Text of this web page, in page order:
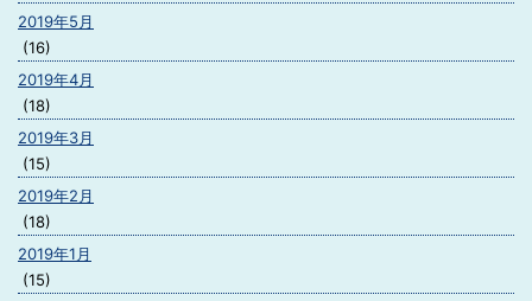
2019年5月
(16)
2019年4月
(18)
2019年3月
(15)
2019年2月
(18)
2019年1月
(15)